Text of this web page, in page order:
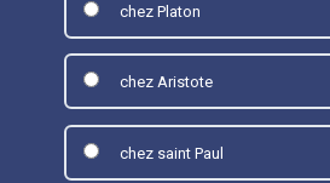
chez Platon
chez Aristote
chez saint Paul